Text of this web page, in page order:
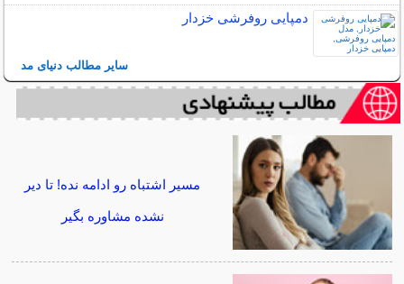
دمپایی روفرشی خزدار
سایر مطالب دنیای مد
مسیر اشتباه رو ادامه نده! تا دیر
نشده مشاوره بگیر